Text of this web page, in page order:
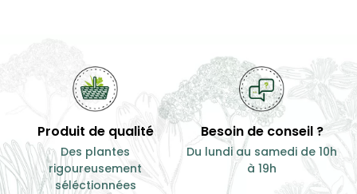
Produit de qualité
Des plantes
rigoureusement
séléctionnées
Besoin de conseil ?
Du lundi au samedi de 10h
à 19h